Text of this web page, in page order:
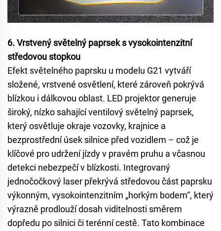
6. Vrstvený světelný paprsek s vysokointenzitní
středovou stopkou
Efekt světelného paprsku u modelu G21 vytváří
složené, vrstvené osvětlení, které zároveň pokrývá
blízkou i dálkovou oblast. LED projektor generuje
široký, nízko sahající ventilový světelný paprsek,
který osvětluje okraje vozovky, krajnice a
bezprostřední úsek silnice před vozidlem – což je
klíčové pro udržení jízdy v pravém pruhu a včasnou
detekci nebezpečí v blízkosti. Integrovaný
jednočočkový laser překrývá středovou část paprsku
výkonným, vysokointenzitním „horkým bodem“, který
výrazně prodlouží dosah viditelnosti směrem
dopředu po silnici či terénní cestě. Tato kombinace